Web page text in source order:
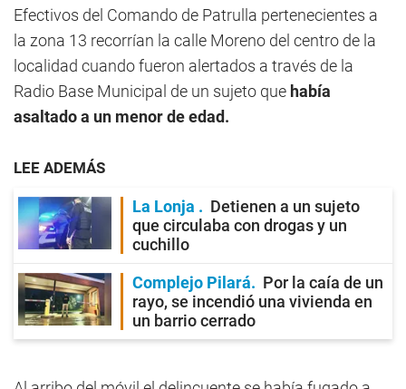
Efectivos del Comando de Patrulla pertenecientes a
la zona 13 recorrían la calle Moreno del centro de la
localidad cuando fueron alertados a través de la
Radio Base Municipal de un sujeto que había
asaltado a un menor de edad.
LEE ADEMÁS
La Lonja
Detienen a un sujeto
que circulaba con drogas y un
cuchillo
Complejo Pilará
Por la caía de un
rayo, se incendió una vivienda en
un barrio cerrado